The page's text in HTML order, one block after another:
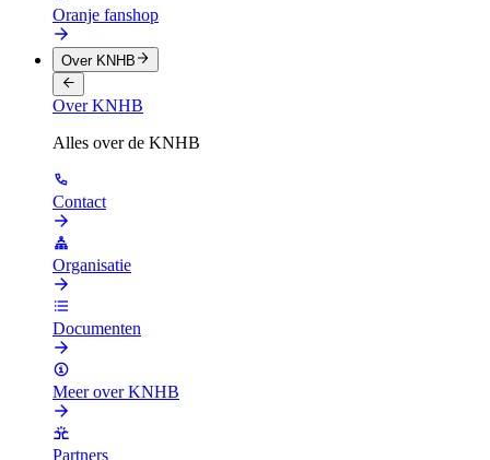
Oranje fanshop
Over KNHB
Over KNHB
Alles over de KNHB
Contact
Organisatie
Documenten
Meer over KNHB
Partners